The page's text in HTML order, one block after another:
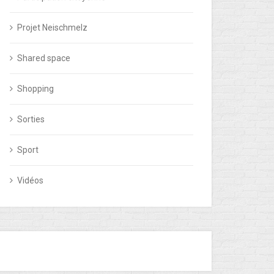
Projet Neischmelz
Shared space
Shopping
Sorties
Sport
Vidéos